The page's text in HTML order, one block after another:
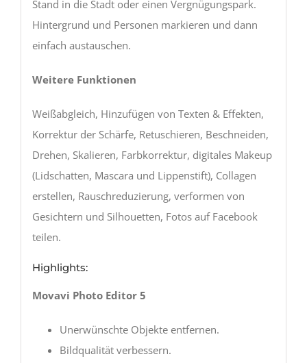
Stand in die Stadt oder einen Vergnügungspark.
Hintergrund und Personen markieren und dann
einfach austauschen.
Weitere Funktionen
Weißabgleich, Hinzufügen von Texten & Effekten,
Korrektur der Schärfe, Retuschieren, Beschneiden,
Drehen, Skalieren, Farbkorrektur, digitales Makeup
(Lidschatten, Mascara und Lippenstift), Collagen
erstellen, Rauschreduzierung, verformen von
Gesichtern und Silhouetten, Fotos auf Facebook
teilen.
Highlights:
Movavi Photo Editor 5
Unerwünschte Objekte entfernen.
Bildqualität verbessern.